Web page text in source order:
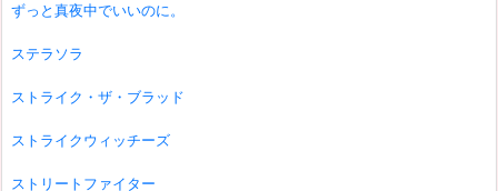
ずっと真夜中でいいのに。
ステラソラ
ストライク・ザ・ブラッド
ストライクウィッチーズ
ストリートファイター